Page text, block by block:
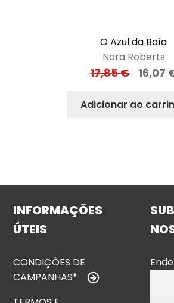
O Azul da Baía
Nora Roberts
17,85€ 16,07
Adicionar ao
INFORMAÇÕES
ÚTEIS
CONDIÇÕES DE
CAMPANHAS*